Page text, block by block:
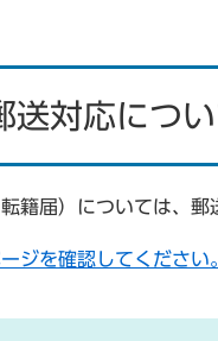
送対応につ
籍届）については、郵
ジを確認してください。